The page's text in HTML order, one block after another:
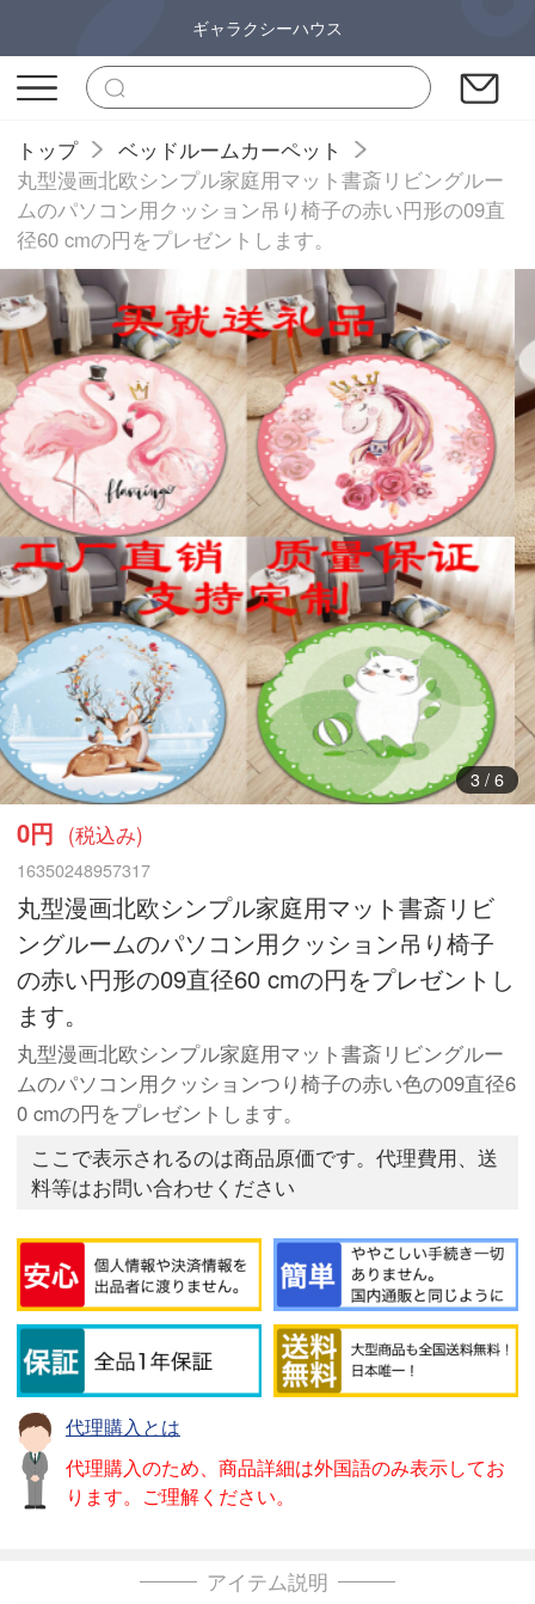
ギャラクシーハウス
トップ
ベッドルームカーペット
丸型漫画北欧シンプル家庭用マット書斎リビングルー
ムのパソコン用クッション吊り椅子の赤い円形の09直
径60 cmの円をプレゼントします。
3/ 6
0円 (税込み)
16350248957317
丸型漫画北欧シンプル家庭用マット書斎リビ
ングルームのパソコン用クッション吊り椅子
の赤い円形の09直径60 cmの円をプレゼントし
ます。
丸型漫画北欧シンプル家庭用マット書斎リビングルー
ムのパソコン用クッションつり椅子の赤い色の09直径6
0 cmの円をプレゼントします。
ここで表示されるのは商品原価です。代理費用、送
料等はお問い合わせください
代理購入とは
代理購入のため、商品詳細は外国語のみ表示してお
ります。ご理解ください。
アイテム説明